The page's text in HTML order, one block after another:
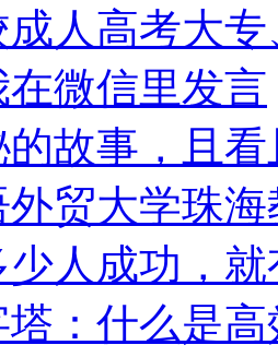
人高考大
微信里发言
故事，且
外贸大学珠
人成功，
：什么是